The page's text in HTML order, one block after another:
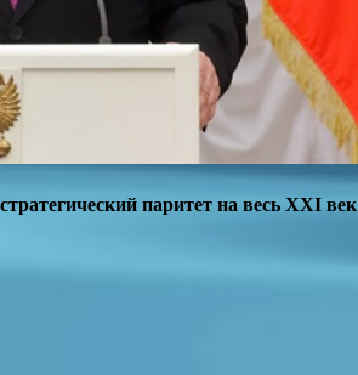
паритет на весь XXI век